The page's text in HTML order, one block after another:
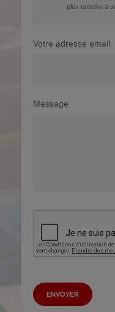
plus précise à
Votre adresse email
Message
ENVOYER